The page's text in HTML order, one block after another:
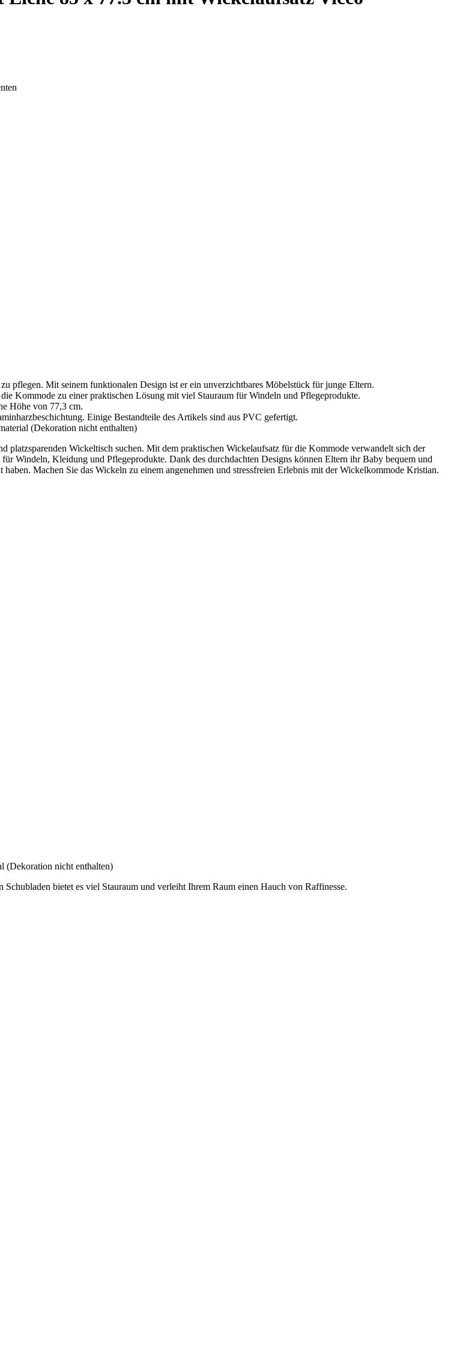
pflegen. Mit seinem funktionalen Design ist er ein unverzichtbares Möbelstück für junge Eltern.
Kommode zu einer praktischen Lösung mit viel Stauraum für Windeln und Pflegeprodukte.
Höhe von 77,3 cm.
Einige Bestandteile des Artikels sind aus PVC gefertigt.
(Dekoration nicht enthalten)
Wickeltisch suchen. Mit dem praktischen Wickelaufsatz für die Kommode verwandelt sich der
Windeln, Kleidung und Pflegeprodukte. Dank des durchdachten Designs können Eltern ihr Baby bequem und
Machen Sie das Wickeln zu einem angenehmen und stressfreien Erlebnis mit der Wickelkommode Kristian.
(Dekoration nicht enthalten)
bietet es viel Stauraum und verleiht Ihrem Raum einen Hauch von Raffinesse.